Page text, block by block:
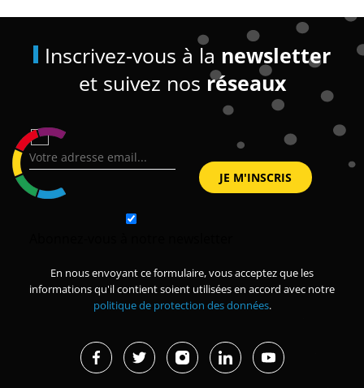
Inscrivez-vous à la newsletter
et suivez nos réseaux
En nous envoyant ce formulaire, vous acceptez que les
informations qu'il contient soient utilisées en accord avec notre
politique de protection des données.